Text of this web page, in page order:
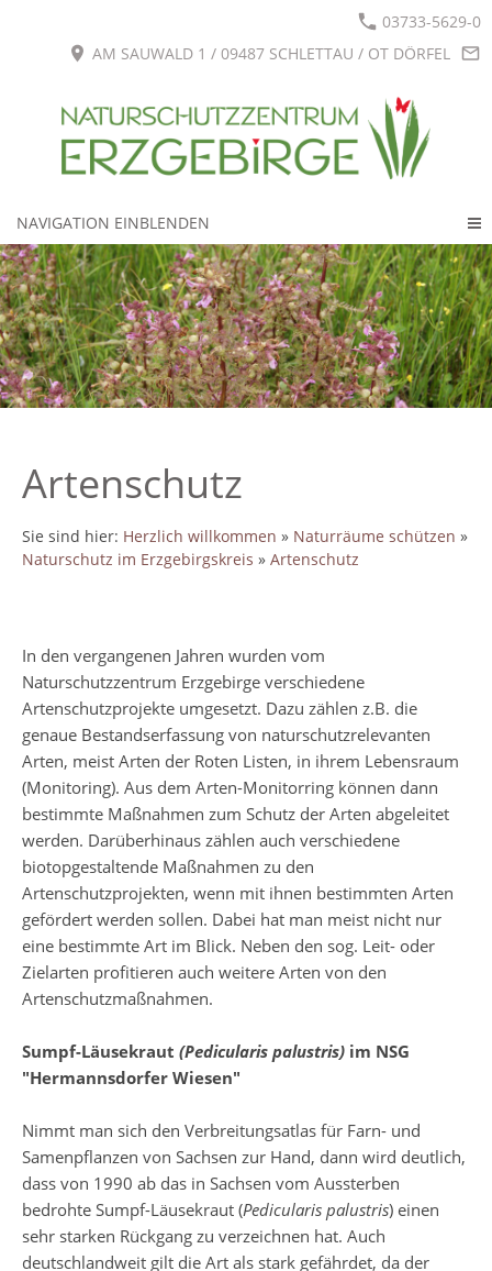
03733-5629-0
AM SAUWALD 1 / 09487 SCHLETTAU / OT DÖRFEL
NAVIGATION EINBLENDEN
Artenschutz
Sie sind hier: Herzlich willkommen » Naturräume schützen »
Naturschutz im Erzgebirgskreis » Artenschutz
In den vergangenen Jahren wurden vom
Naturschutzzentrum Erzgebirge verschiedene
Artenschutzprojekte umgesetzt. Dazu zählen z.B. die
genaue Bestandserfassung von naturschutzrelevanten
Arten, meist Arten der Roten Listen, in ihrem Lebensraum
(Monitoring). Aus dem Arten-Monitorring können dann
bestimmte Maßnahmen zum Schutz der Arten abgeleitet
werden. Darüberhinaus zählen auch verschiedene
biotopgestaltende Maßnahmen zu den
Artenschutzprojekten, wenn mit ihnen bestimmten Arten
gefördert werden sollen. Dabei hat man meist nicht nur
eine bestimmte Art im Blick. Neben den sog. Leit- oder
Zielarten profitieren auch weitere Arten von den
Artenschutzmaßnahmen.
Sumpf-Läusekraut (Pedicularis palustris) im NSG
"Hermannsdorfer Wiesen"
Nimmt man sich den Verbreitungsatlas für Farn- und
Samenpflanzen von Sachsen zur Hand, dann wird deutlich,
dass von 1990 ab das in Sachsen vom Aussterben
bedrohte Sumpf-Läusekraut (Pedicularis palustris) einen
sehr starken Rückgang zu verzeichnen hat. Auch
deutschlandweit gilt die Art als stark gefährdet, da der